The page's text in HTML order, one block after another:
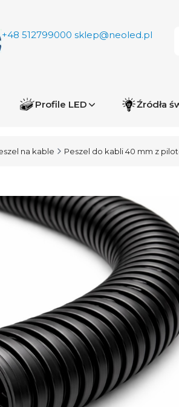
+48 512799000 sklep@neoled.pl
Profile LED Źródła
na kable Peszel do kabli 40 mm z